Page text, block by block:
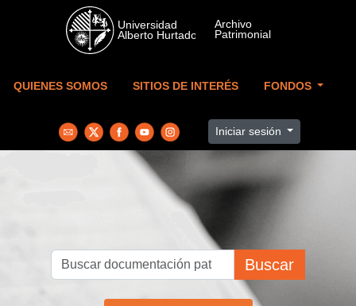
Skip to main content
QUIENES SOMOS SITIOS DE INTERÉS FONDOS
Iniciar sesión
Buscar